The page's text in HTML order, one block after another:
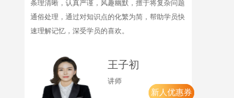
新人优惠券
条理清晰，认真严谨，风趣幽默，擅于将复杂问题
通俗处理，通过对知识点的化繁为简，帮助学员快
速理解记忆，深受学员的喜欢。
王子初
讲师